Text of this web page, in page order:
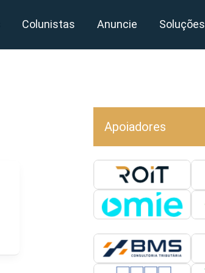
Colunistas Anuncie Soluções
Apoiadores